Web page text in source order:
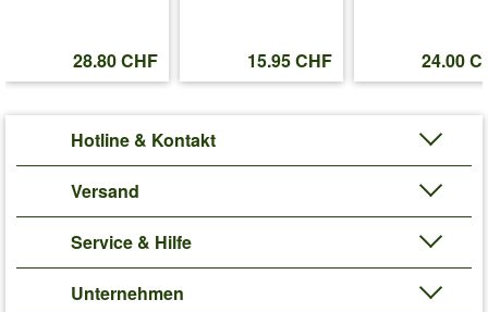
28.80 CHF 15.95 CHF 24.00
Hotline & Kontakt
Versand
Service & Hilfe
Unternehmen